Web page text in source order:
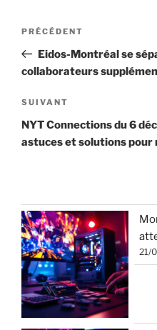
Navigation
l’article
Article
précédent
PRÉCÉDENT
Eidos-Montréal se
collaborateurs
Article
suivant
SUIVANT
NYT Connections du 6
astuces et solutions pour
21/